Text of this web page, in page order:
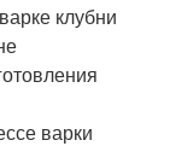
клубни
варки